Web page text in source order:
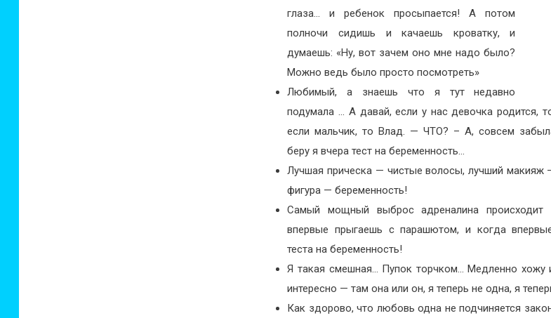
глаза… и ребенок просыпается! А потом
полночи сидишь и качаешь кроватку, и
думаешь: «Ну, вот зачем оно мне надо было?
Можно ведь было просто посмотреть»
Любимый, а знаешь что я тут недавно
подумала … А давай, если у нас девочка родится,
если мальчик, то Влад. — ЧТО? – А, совсем
беру я вчера тест на беременность…
Лучшая прическа — чистые волосы, лучший макияж
фигура — беременность!
Самый мощный выброс адреналина происходит
впервые прыгаешь с парашютом, и когда
теста на беременность!
Я такая смешная… Пупок торчком… Медленно
интересно — там она или он, я теперь не одна, я
Как здорово, что любовь одна не подчиняется